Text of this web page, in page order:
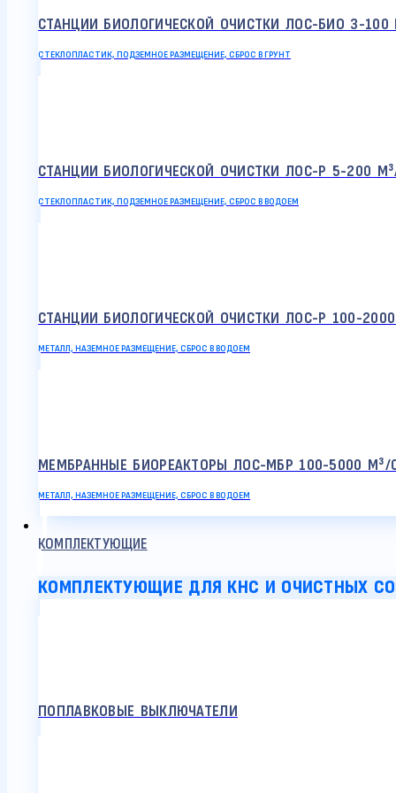
СТАНЦИИ БИОЛОГИЧЕСКОЙ ОЧИСТКИ ЛОС-БИО 3-100
СТЕКЛОПЛАСТИК, ПОДЗЕМНОЕ РАЗМЕЩЕНИЕ, СБРОС В ГРУНТ
СТАНЦИИ БИОЛОГИЧЕСКОЙ ОЧИСТКИ ЛОС-Р 5-200
СТЕКЛОПЛАСТИК, ПОДЗЕМНОЕ РАЗМЕЩЕНИЕ, СБРОС В ВОДОЕМ
СТАНЦИИ БИОЛОГИЧЕСКОЙ ОЧИСТКИ ЛОС-Р 100-
МЕТАЛЛ, НАЗЕМНОЕ РАЗМЕЩЕНИЕ, СБРОС В ВОДОЕМ
МЕМБРАННЫЕ БИОРЕАКТОРЫ ЛОС-МБР 100-5000 М³/
МЕТАЛЛ, НАЗЕМНОЕ РАЗМЕЩЕНИЕ, СБРОС В ВОДОЕМ
КОМПЛЕКТУЮЩИЕ
КОМПЛЕКТУЮЩИЕ ДЛЯ КНС И ОЧИСТНЫХ
ПОПЛАВКОВЫЕ ВЫКЛЮЧАТЕЛИ